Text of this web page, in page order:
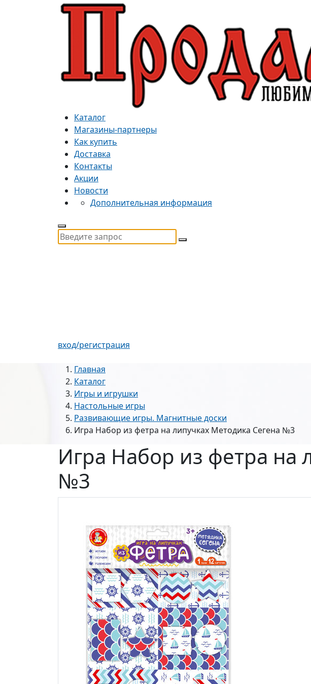
Каталог
Магазины-партнеры
Как купить
Доставка
Контакты
Акции
Новости
Дополнительная информация
вход/регистрация
Главная
Каталог
Игры и игрушки
Настольные игры
Развивающие игры. Магнитные доски
Игра Набор из фетра на липучках Методика Сегена №3
Игра Набор из фетра на
№3